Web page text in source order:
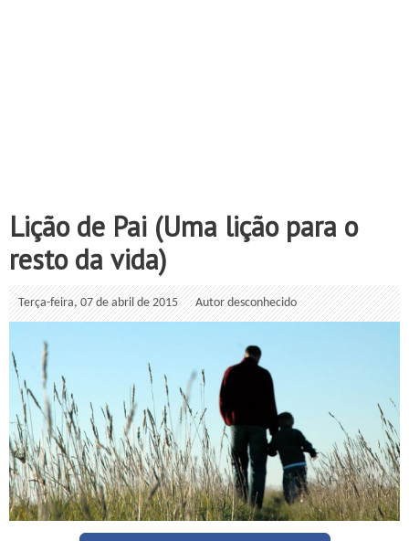
Lição de Pai (Uma lição para o
resto da vida)
Terça-feira, 07 de abril de 2015 Autor desconhecido